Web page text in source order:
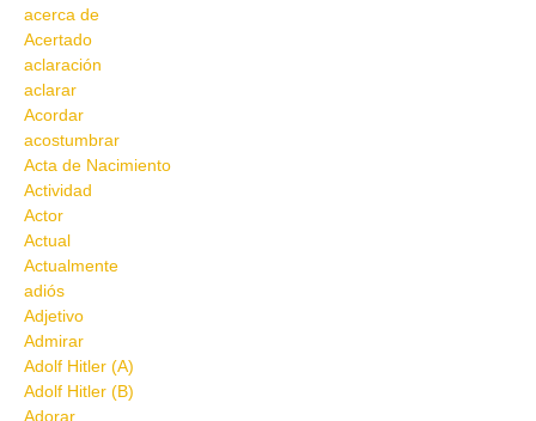
acerca de
Acertado
aclaración
aclarar
Acordar
acostumbrar
Acta de Nacimiento
Actividad
Actor
Actual
Actualmente
adiós
Adjetivo
Admirar
Adolf Hitler (A)
Adolf Hitler (B)
Adorar